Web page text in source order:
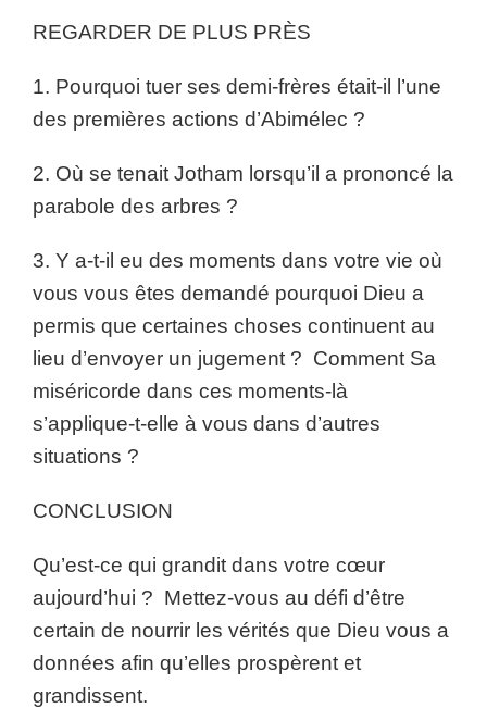
REGARDER DE PLUS PRÈS
1. Pourquoi tuer ses demi-frères était-il l’une
des premières actions d’Abimélec ?
2. Où se tenait Jotham lorsqu’il a prononcé la
parabole des arbres ?
3. Y a-t-il eu des moments dans votre vie où
vous vous êtes demandé pourquoi Dieu a
permis que certaines choses continuent au
lieu d’envoyer un jugement ? Comment Sa
miséricorde dans ces moments-là
s’applique-t-elle à vous dans d’autres
situations ?
CONCLUSION
Qu’est-ce qui grandit dans votre cœur
aujourd’hui ? Mettez-vous au défi d’être
certain de nourrir les vérités que Dieu vous a
données afin qu’elles prospèrent et
grandissent.